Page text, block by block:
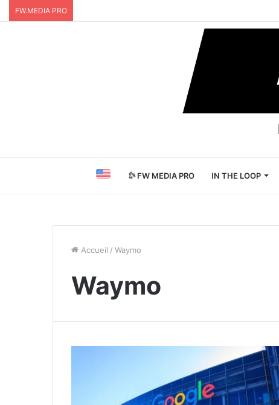
FW.MEDIA PRO
FW MEDIA PRO IN THE LOOP
Accueil / Waymo
Waymo